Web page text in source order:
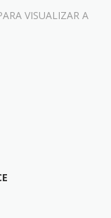
VISUALIZAR A